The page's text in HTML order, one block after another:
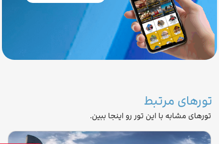
تورهای مرتبط
تورهای مشابه با این تور رو اینجا ببین.